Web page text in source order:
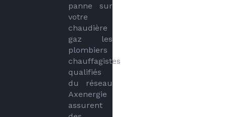
panne sur
votre
chaudière
gaz les
plombiers
chauffagistes
qualifiés
du réseau
Axenergie
assurent